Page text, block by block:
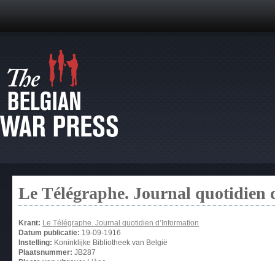
Le Télégraphe. Journal quotidien
Krant: Le Télégraphe. Journal quotidien d’Information
Datum publicatie: 19-09-1916
Instelling: Koninklijke Bibliotheek van België
Plaatsnummer: JB287